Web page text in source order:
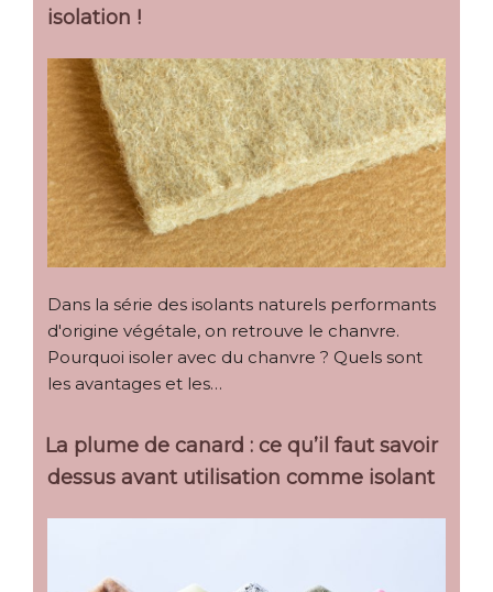
isolation !
Dans la série des isolants naturels performants
d'origine végétale, on retrouve le chanvre.
Pourquoi isoler avec du chanvre ? Quels sont
les avantages et les…
La plume de canard : ce qu’il faut savoir
dessus avant utilisation comme isolant